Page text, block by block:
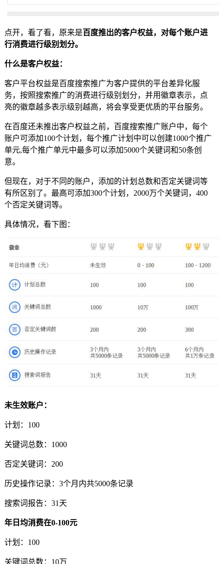
点开，看了看，原来是百度推出的客户权益，对每个账户进
行消费进行级别划分。
什么是客户权益：
客户平台权益是百度搜索推广为客户提供的平台差异化服
务，按照搜索推广的消费进行级别划分，并用徽章表示，点
亮的徽章越多表示级别越高，将会享受更优质的平台服务。
在百度还未推出客户权益之前，百度搜索推广账户中，每个
账户可添加100个计划，每个推广计划中可以创建1000个推广
单元,每个推广单元中最多可以添加5000个关键词和50条创
意。
但现在，对于不同的账户，添加的计划总数和否定关键词等
有所区别了。最高可添加300个计划，2000万个关键词，400
个否定关键词等。
具体情况，看下图：
未生效账户：
计划：100
关键词总数：1000
否定关键词：200
历史操作记录：3个月内共5000条记录
搜索词报告：31天
年日均消费在0-100元
计划：100
关键词总数：10万